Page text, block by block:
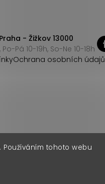
tohoto webu
- Žižkov 13000
Pá 10-19h, So-Ne 10-18h
Ochrana osobních údajů